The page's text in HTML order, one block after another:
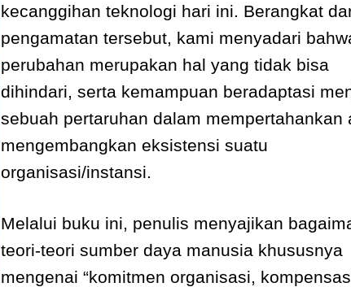
kecanggihan teknologi hari ini. Berangkat
pengamatan tersebut, kami menyadari
perubahan merupakan hal yang tidak bisa
dihindari, serta kemampuan beradaptasi
sebuah pertaruhan dalam mempertahankan
mengembangkan eksistensi suatu
organisasi/instansi.
Melalui buku ini, penulis menyajikan
teori-teori sumber daya manusia khususnya
mengenai “komitmen organisasi,